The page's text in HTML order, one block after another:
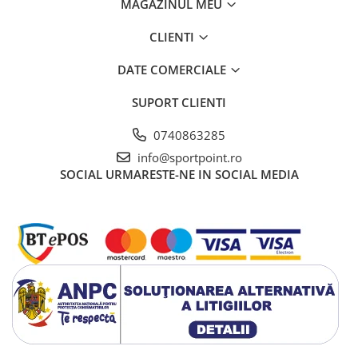
MAGAZINUL MEU
CLIENTI
DATE COMERCIALE
SUPORT CLIENTI
0740863285
info@sportpoint.ro
SOCIAL URMARESTE-NE IN SOCIAL MEDIA